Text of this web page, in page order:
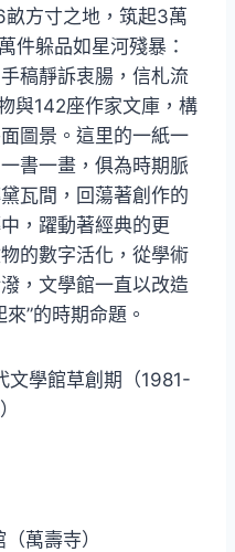
方寸之地，筑起3萬
件躲品如星河殘暴：
稿靜訴衷腸，信札流
與142座作家文庫，構
圖景。這里的一紙一
書一畫，俱為時期脈
瓦間，回蕩著創作的
，躍動著經典的更
的數字活化，從學術
，文學館一直以改造
”的時期命題。
文學館草創期（1981-
萬壽寺）